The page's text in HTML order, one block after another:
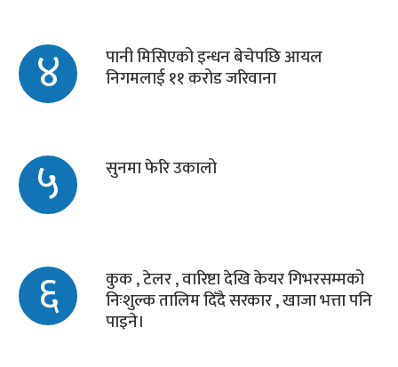
४ पानी मिसिएको इन्धन बेचेपछि आयल
निगमलाई ११ करोड जरिवाना
५ सुनमा फेरि उकालो
६ कुक , टेलर , वारिष्टा देखि केयर गिभरसम्मको
निःशुल्क तालिम दिँदै सरकार , खाजा भत्ता पनि
पाइने।